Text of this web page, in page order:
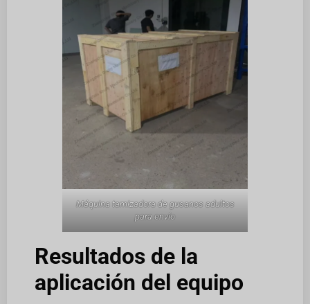
Máquina tamizadora de gusanos adultos
para envío
Resultados de la
aplicación del equipo